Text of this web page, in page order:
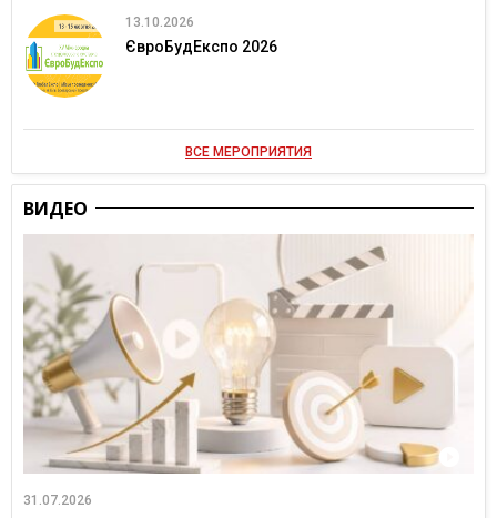
13.10.2026
ЄвроБудЕкспо 2026
ВСЕ МЕРОПРИЯТИЯ
ВИДЕО
31.07.2026